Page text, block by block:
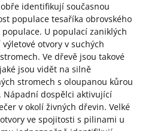
identifikují současnou
populace tesaříka obrovského
populace. U populací zaniklých
otvory v suchých
Ve dřevě jsou takové
jsou vidět na silně
stromech s oloupanou kůrou
Nápadní dospělci aktivující
v okolí živných dřevin. Velké
ve spojitosti s pilinami u